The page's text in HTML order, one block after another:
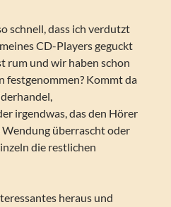
schnell, dass ich verdutzt
CD-Players geguckt
rum und wir haben schon
festgenommen? Kommt da
irgendwas, das den Hörer
überrascht oder
die restlichen
heraus und